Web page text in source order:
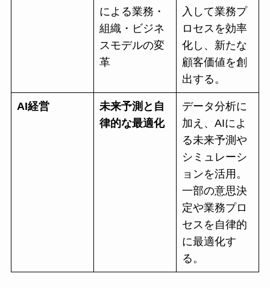
による業務・
組織・ビジネ
スモデルの変
革
入して業務プ
ロセスを効率
化し、新たな
顧客価値を創
出する。
AI経営
未来予測と自
律的な最適化
データ分析に
加え、AIによ
る未来予測や
シミュレーシ
ョンを活用。
一部の意思決
定や業務プロ
セスを自律的
に最適化す
る。